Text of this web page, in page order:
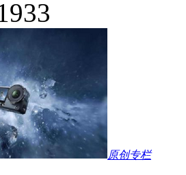
原创专栏